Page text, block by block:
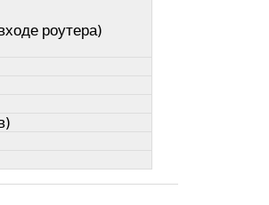
роутера)